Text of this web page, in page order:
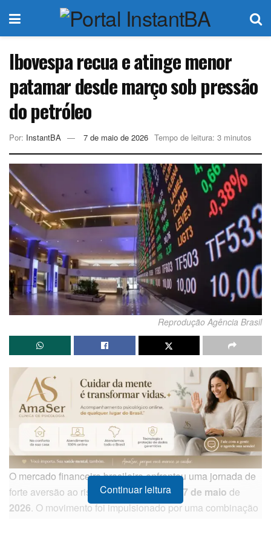
Ibovespa recua e atinge menor
patamar desde março sob pressão
do petróleo
Por: InstantBA 7 de maio de 2026 Tempo de leitura: 3 minutos
Reprodução Agência Brasil
O mercado financeiro brasileiro enfrentou uma jornada de
forte aversão ao risco nesta quinta-feira, 7 de maio de
2026. O movimento foi impulsionado por uma combinação
Continuar leitura